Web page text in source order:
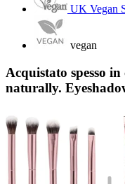
UK Vegan
vegan
Acquistato spesso
naturally.